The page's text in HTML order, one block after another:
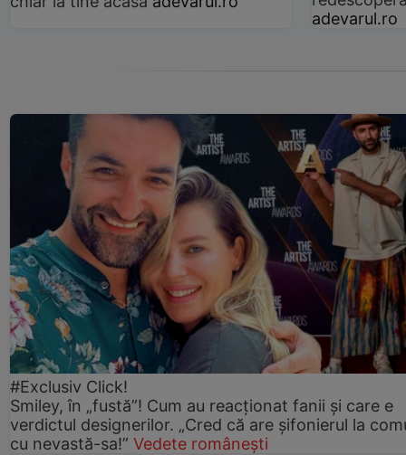
adevarul.ro
#Exclusiv Click!
Smiley, în „fustă”! Cum au reacționat fanii și care e
verdictul designerilor. „Cred că are șifonierul la
cu nevastă-sa!” Vedete românești